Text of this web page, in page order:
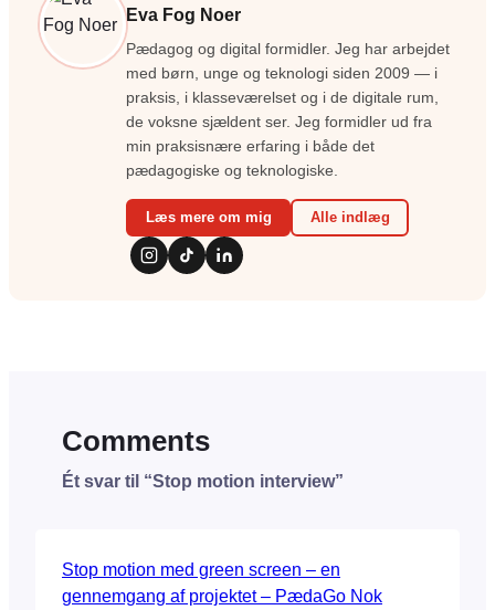
Eva Fog Noer
Pædagog og digital formidler. Jeg har arbejdet
med børn, unge og teknologi siden 2009 — i
praksis, i klasseværelset og i de digitale rum,
de voksne sjældent ser. Jeg formidler ud fra
min praksisnære erfaring i både det
pædagogiske og teknologiske.
Læs mere om mig Alle indlæg
Comments
Ét svar til “Stop motion interview”
Stop motion med green screen – en
gennemgang af projektet – PædaGo Nok